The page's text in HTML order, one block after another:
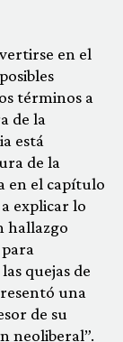
en el
términos a
de la
está
de la
en el capítulo
explicar lo
hallazgo
para
quejas de
una
de su
neoliberal”.